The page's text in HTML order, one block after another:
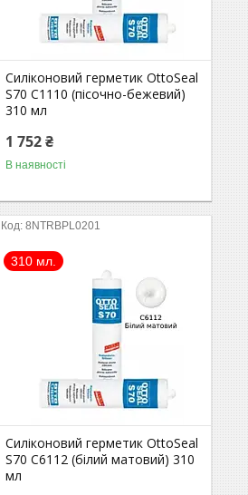
Силіконовий герметик OttoSeal
S70 С1110 (пісочно-бежевий)
310 мл
1 752 ₴
В наявності
8NTRBPL0201
310 мл.
Силіконовий герметик OttoSeal
S70 C6112 (білий матовий) 310
мл